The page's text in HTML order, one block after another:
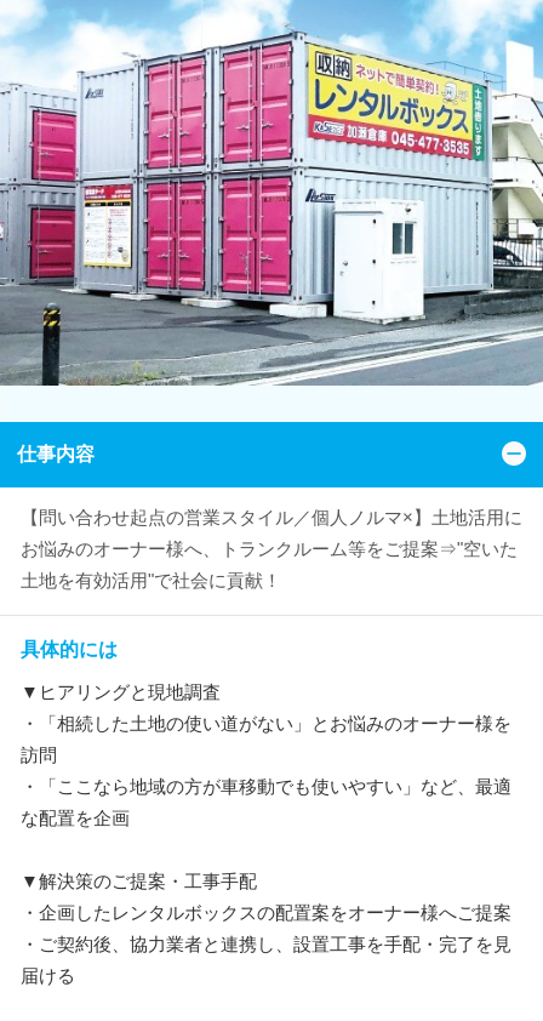
仕事内容
【問い合わせ起点の営業スタイル／個人ノルマ×】土地活用に
お悩みのオーナー様へ、トランクルーム等をご提案⇒"空いた
土地を有効活用"で社会に貢献！
具体的には
▼ヒアリングと現地調査
・「相続した土地の使い道がない」とお悩みのオーナー様を
訪問
・「ここなら地域の方が車移動でも使いやすい」など、最適
な配置を企画
▼解決策のご提案・工事手配
・企画したレンタルボックスの配置案をオーナー様へご提案
・ご契約後、協力業者と連携し、設置工事を手配・完了を見
届ける